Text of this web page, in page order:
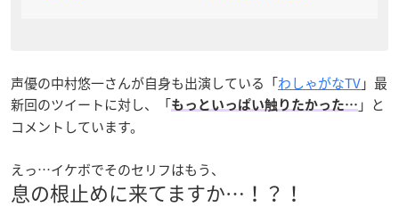
声優の中村悠一さんが自身も出演している「わしゃがなTV」最
新回のツイートに対し、「もっといっぱい触りたかった… 」と
コメントしています。
えっ…イケボでそのセリフはもう、
息の根止めに来てますか…！？！